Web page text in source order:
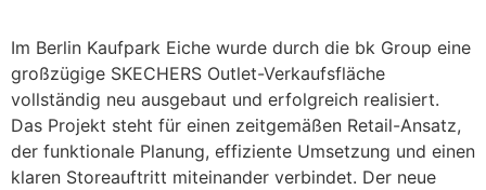
Im Berlin Kaufpark Eiche wurde durch die bk Group eine
großzügige SKECHERS Outlet-Verkaufsfläche
vollständig neu ausgebaut und erfolgreich realisiert.
Das Projekt steht für einen zeitgemäßen Retail-Ansatz,
der funktionale Planung, effiziente Umsetzung und einen
klaren Storeauftritt miteinander verbindet. Der neue